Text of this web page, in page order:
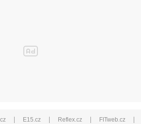
| E15.cz | Reflex.cz | FITweb.cz |